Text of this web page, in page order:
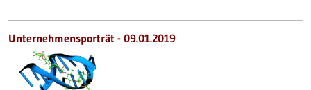
Unternehmensporträt - 09.01.2019